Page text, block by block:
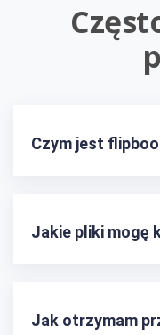
Czym jest
Jakie pliki mogę
Jak otrzymam